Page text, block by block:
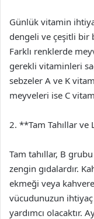
Günlük vitamin
dengeli ve çeşitli bir
Farklı renklerde
gerekli vitaminleri
sebzeler A ve K
meyveleri ise C
2. **Tam Tahıllar ve
Tam tahıllar, B
zengin gıdalardır.
ekmeği veya
vücudunuzun
yardımcı olacaktır.